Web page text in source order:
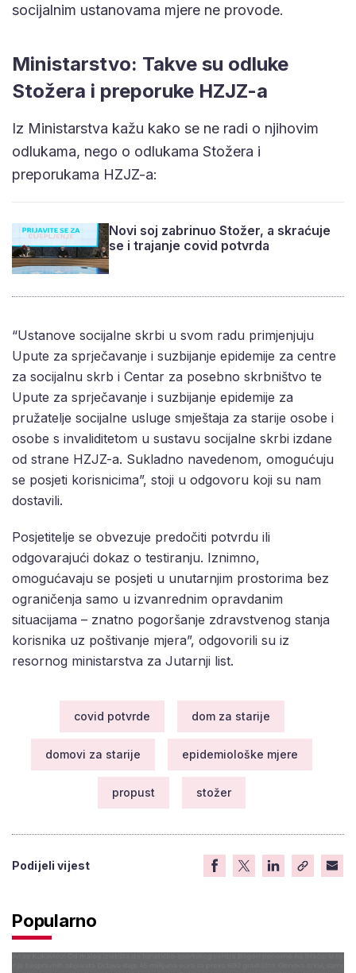
socijalnim ustanovama mjere ne provode.
Ministarstvo: Takve su odluke
Stožera i preporuke HZJZ-a
Iz Ministarstva kažu kako se ne radi o njihovim
odlukama, nego o odlukama Stožera i
preporukama HZJZ-a:
Novi soj zabrinuo Stožer, a skraćuje
se i trajanje covid potvrda
“Ustanove socijalne skrbi u svom radu primjenjuju
Upute za sprječavanje i suzbijanje epidemije za centre
za socijalnu skrb i Centar za posebno skrbništvo te
Upute za sprječavanje i suzbijanje epidemije za
pružatelje socijalne usluge smještaja za starije osobe i
osobe s invaliditetom u sustavu socijalne skrbi izdane
od strane HZJZ-a. Sukladno navedenom, omogućuju
se posjeti korisnicima”, stoji u odgovoru koji su nam
dostavili.
Posjetitelje se obvezuje predočiti potvrdu ili
odgovarajući dokaz o testiranju. Iznimno,
omogućavaju se posjeti u unutarnjim prostorima bez
ograničenja samo u izvanrednim opravdanim
situacijama – znatno pogoršanje zdravstvenog stanja
korisnika uz poštivanje mjera”, odgovorili su iz
resornog ministarstva za Jutarnji list.
covid potvrde dom za starije
domovi za starije epidemiološke mjere
propust stožer
Podijeli vijest
Popularno